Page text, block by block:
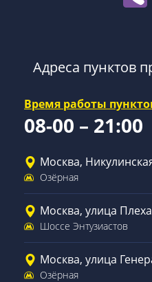
Адреса пунктов
Время работы
08-00 – 21:00
Москва,
Озёрная
Москва, улица
Шоссе Энтузиастов
Москва, улица
Озёрная